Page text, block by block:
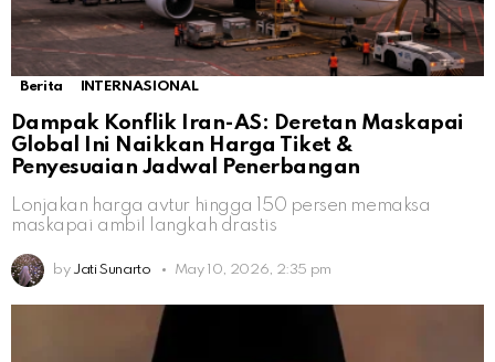
Berita INTERNASIONAL
Dampak Konflik Iran-AS: Deretan Maskapai
Global Ini Naikkan Harga Tiket &
Penyesuaian Jadwal Penerbangan
Lonjakan harga avtur hingga 150 persen memaksa
maskapai ambil langkah drastis
by Jati Sunarto May 10, 2026, 2:35 pm